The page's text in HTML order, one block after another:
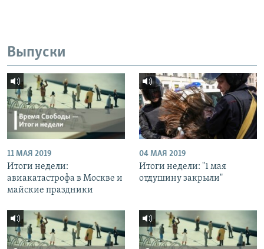
Выпуски
11 МАЯ 2019
Итоги недели:
авиакатастрофа в Москве и
майские праздники
04 МАЯ 2019
Итоги недели: "1 мая
отдушину закрыли"